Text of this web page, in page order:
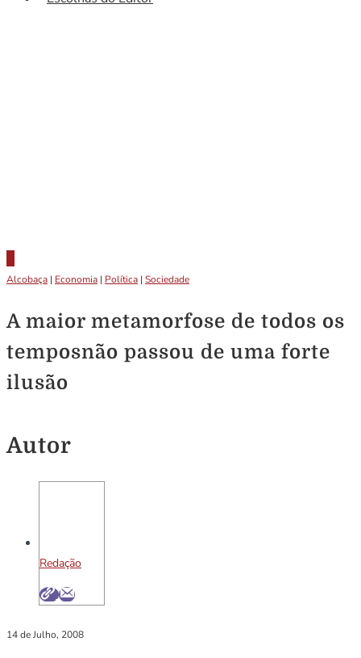
Alcobaça | Economia | Política | Sociedade
A maior metamorfose de todos os
temposnão passou de uma forte
ilusão
Autor
Redação
14 de Julho, 2008